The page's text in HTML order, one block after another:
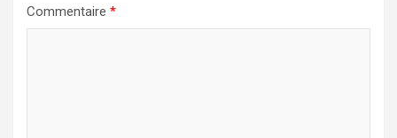
Commentaire *